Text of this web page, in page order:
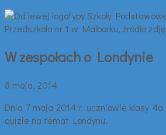
W zespołach o Londynie
8 maja, 2014
Dnia 7 maja 2014 r. uczniowie klasy
quizie na temat Londynu.